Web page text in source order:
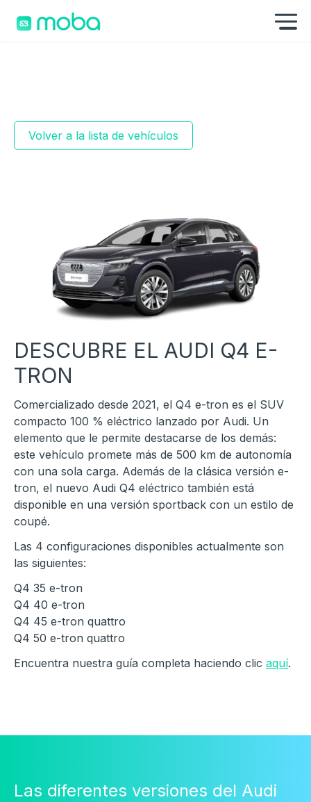
Volver a la lista de vehículos
DESCUBRE EL AUDI Q4 E-
TRON
Comercializado desde 2021, el Q4 e-tron es el SUV
compacto 100 % eléctrico lanzado por Audi. Un
elemento que le permite destacarse de los demás:
este vehículo promete más de 500 km de autonomía
con una sola carga. Además de la clásica versión e-
tron, el nuevo Audi Q4 eléctrico también está
disponible en una versión sportback con un estilo de
coupé.
Las 4 configuraciones disponibles actualmente son
las siguientes:
Q4 35 e-tron
Q4 40 e-tron
Q4 45 e-tron quattro
Q4 50 e-tron quattro
Encuentra nuestra guía completa haciendo clic aquí.
Las diferentes versiones del Audi